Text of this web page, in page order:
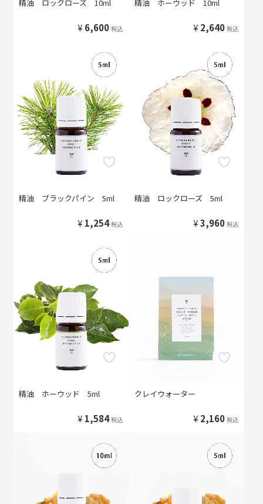
精油 ロックローズ 10ml
¥ 6,600 税込
精油 ホーウッド 10ml
¥ 2,640 税込
精油 ブラックパイン 5ml
¥ 1,254 税込
精油 ロックローズ 5ml
¥3,960 税込
精油 ホーウッド 5ml
¥ 1,584 税込
クレイウォーター
¥ 2,160 税込